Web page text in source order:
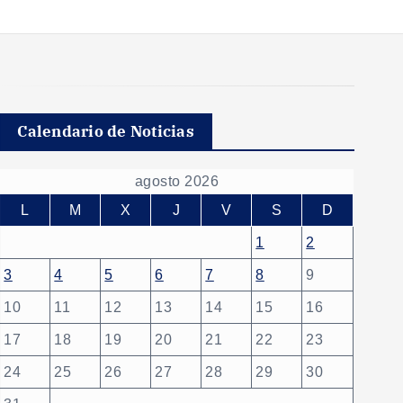
Calendario de Noticias
agosto 2026
L
M X J V S D
1 2
3 4 5 6 7 8 9
10 11 12 13 14 15 16
17 18 19 20 21 22 23
24 25 26 27 28 29 30